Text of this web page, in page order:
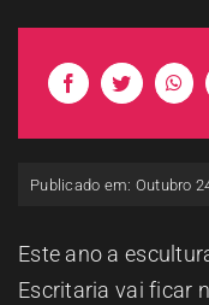
Publicado em: Outubro
Este ano a
Escritaria vai ficar